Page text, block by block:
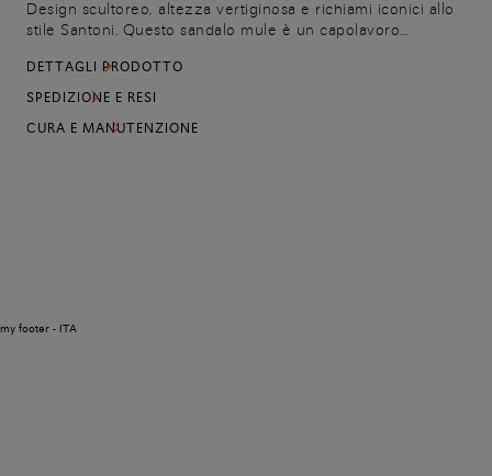
Design scultoreo, altezza vertiginosa e richiami iconici allo
stile Santoni. Questo sandalo mule è un capolavoro
pregiata, è arricchito con un intreccio a trama larga:
un'espressione autentica della filosofia Santoni che celebra
raffinate, uniche e riconoscibili. Le fasce ampie che
DETTAGLI PRODOTTO
SPEDIZIONE E RESI
CURA E MANUTENZIONE
my footer - ITA